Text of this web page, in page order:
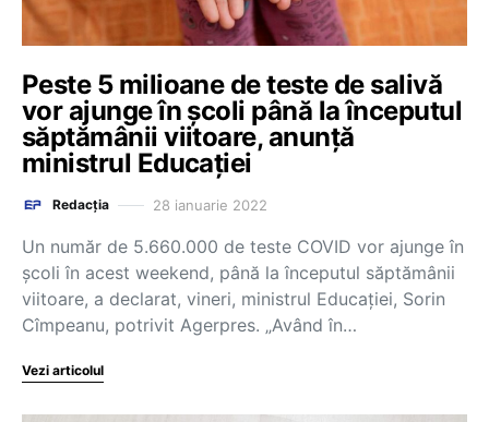
Peste 5 milioane de teste de salivă
vor ajunge în școli până la începutul
săptămânii viitoare, anunță
ministrul Educației
Redacția 28 ianuarie 2022
Un număr de 5.660.000 de teste COVID vor ajunge în
şcoli în acest weekend, până la începutul săptămânii
viitoare, a declarat, vineri, ministrul Educaţiei, Sorin
Cîmpeanu, potrivit Agerpres. „Având în…
Vezi articolul